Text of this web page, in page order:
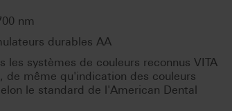
nm
durables AA
systèmes de couleurs reconnus VITA
de même qu'indication des couleurs
le standard de l'American Dental